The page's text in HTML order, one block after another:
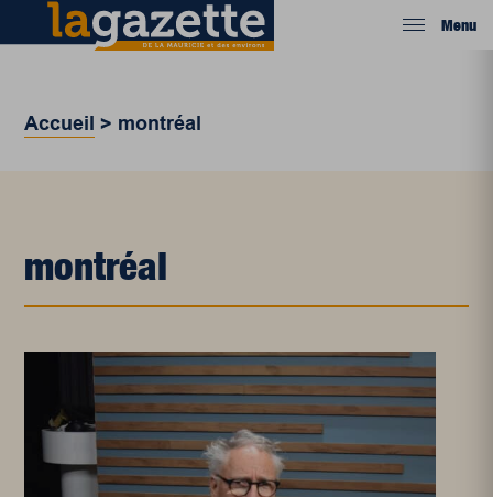
Menu
Accueil > montréal
montréal